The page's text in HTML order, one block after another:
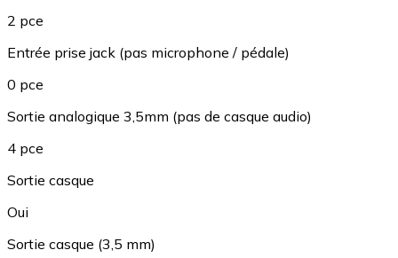
2 pce
Entrée prise jack (pas microphone / pédale)
0 pce
Sortie analogique 3,5mm (pas de casque audio)
4 pce
Sortie casque
Oui
Sortie casque (3,5 mm)